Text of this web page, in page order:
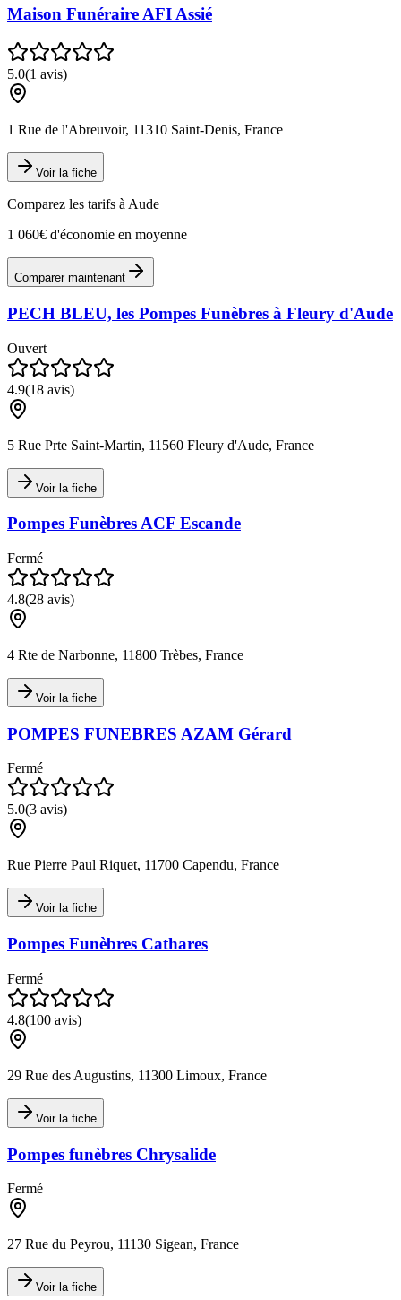
Maison Funéraire AFI Assié
5.0(1 avis)
1 Rue de l'Abreuvoir, 11310 Saint-Denis, France
Voir la fiche
Comparez les tarifs à Aude
1 060€ d'économie en moyenne
Comparer maintenant
PECH BLEU, les Pompes Funèbres à Fleury d'Aude
Ouvert
4.9(18 avis)
5 Rue Prte Saint-Martin, 11560 Fleury d'Aude, France
Voir la fiche
Pompes Funèbres ACF Escande
Fermé
4.8(28 avis)
4 Rte de Narbonne, 11800 Trèbes, France
Voir la fiche
POMPES FUNEBRES AZAM Gérard
Fermé
5.0(3 avis)
Rue Pierre Paul Riquet, 11700 Capendu, France
Voir la fiche
Pompes Funèbres Cathares
Fermé
4.8(100 avis)
29 Rue des Augustins, 11300 Limoux, France
Voir la fiche
Pompes funèbres Chrysalide
Fermé
27 Rue du Peyrou, 11130 Sigean, France
Voir la fiche